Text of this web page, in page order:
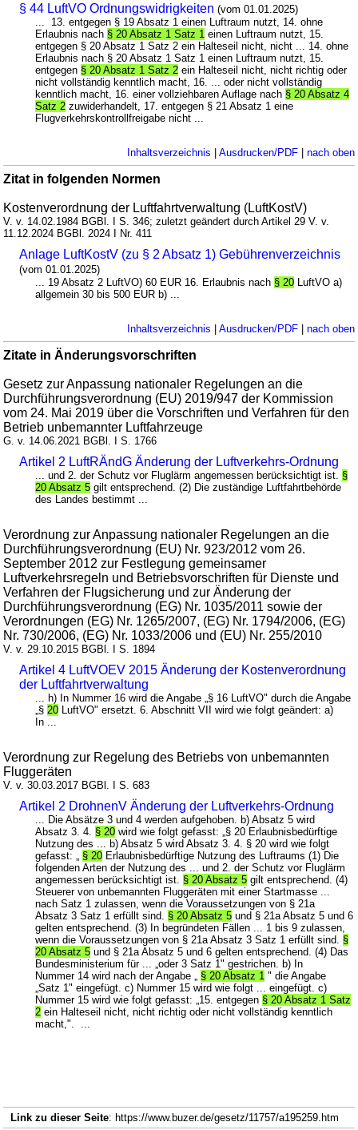
§ 44 LuftVO Ordnungswidrigkeiten (vom 01.01.2025)
... 13. entgegen § 19 Absatz 1 einen Luftraum nutzt, 14. ohne
Erlaubnis nach § 20 Absatz 1 Satz 1 einen Luftraum nutzt, 15.
entgegen § 20 Absatz 1 Satz 2 ein Halteseil nicht, nicht ... 14. ohne
Erlaubnis nach § 20 Absatz 1 Satz 1 einen Luftraum nutzt, 15.
entgegen § 20 Absatz 1 Satz 2 ein Halteseil nicht, nicht richtig oder
nicht vollständig kenntlich macht, 16. ... oder nicht vollständig
kenntlich macht, 16. einer vollziehbaren Auflage nach § 20 Absatz 4
Satz 2 zuwiderhandelt, 17. entgegen § 21 Absatz 1 eine
Flugverkehrskontrollfreigabe nicht ...
Inhaltsverzeichnis | Ausdrucken/PDF| nach oben
Zitat in folgenden Normen
Kostenverordnung der Luftfahrtverwaltung (LuftKostV)
V. v. 14.02.1984 BGBl. I S. 346; zuletzt geändert durch Artikel 29 V. v.
11.12.2024 BGBl. 2024 I Nr. 411
Anlage LuftKostV (zu § 2 Absatz 1) Gebührenverzeichnis
(vom 01.01.2025)
... 19 Absatz 2 LuftVO) 60 EUR 16. Erlaubnis nach § 20 LuftVO a)
allgemein 30 bis 500 EUR b) ...
Inhaltsverzeichnis | Ausdrucken/PDF| nach oben
Zitate in Änderungsvorschriften
Gesetz zur Anpassung nationaler Regelungen an die
Durchführungsverordnung (EU) 2019/947 der Kommission
vom 24. Mai 2019 über die Vorschriften und Verfahren für den
Betrieb unbemannter Luftfahrzeuge
G. v. 14.06.2021 BGBl. I S. 1766
Artikel 2 LuftRÄndG Änderung der Luftverkehrs-Ordnung
... und 2. der Schutz vor Fluglärm angemessen berücksichtigt ist. §
20 Absatz 5 gilt entsprechend. (2) Die zuständige Luftfahrtbehörde
des Landes bestimmt ...
Verordnung zur Anpassung nationaler Regelungen an die
Durchführungsverordnung (EU) Nr. 923/2012 vom 26.
September 2012 zur Festlegung gemeinsamer
Luftverkehrsregeln und Betriebsvorschriften für Dienste und
Verfahren der Flugsicherung und zur Änderung der
Durchführungsverordnung (EG) Nr. 1035/2011 sowie der
Verordnungen (EG) Nr. 1265/2007, (EG) Nr. 1794/2006, (EG)
Nr. 730/2006, (EG) Nr. 1033/2006 und (EU) Nr. 255/2010
V. v. 29.10.2015 BGBl. I S. 1894
Artikel 4 LuftVOEV 2015 Änderung der Kostenverordnung
der Luftfahrtverwaltung
... h) In Nummer 16 wird die Angabe „§ 16 LuftVO" durch die Angabe
„§ 20 LuftVO" ersetzt. 6. Abschnitt VII wird wie folgt geändert: a)
In ...
Verordnung zur Regelung des Betriebs von unbemannten
Fluggeräten
V. v. 30.03.2017 BGBl. I S. 683
Artikel 2 DrohnenV Änderung der Luftverkehrs-Ordnung
... Die Absätze 3 und 4 werden aufgehoben. b) Absatz 5 wird
Absatz 3. 4. § 20 wird wie folgt gefasst: „§ 20 Erlaubnisbedürftige
Nutzung des ... b) Absatz 5 wird Absatz 3. 4. § 20 wird wie folgt
gefasst: „ § 20 Erlaubnisbedürftige Nutzung des Luftraums (1) Die
folgenden Arten der Nutzung des ... und 2. der Schutz vor Fluglärm
angemessen berücksichtigt ist. § 20 Absatz 5 gilt entsprechend. (4)
Steuerer von unbemannten Fluggeräten mit einer Startmasse ...
nach Satz 1 zulassen, wenn die Voraussetzungen von § 21a
Absatz 3 Satz 1 erfüllt sind. § 20 Absatz 5 und § 21a Absatz 5 und 6
gelten entsprechend. (3) In begründeten Fällen ... 1 bis 9 zulassen,
wenn die Voraussetzungen von § 21a Absatz 3 Satz 1 erfüllt sind. §
20 Absatz 5 und § 21a Absatz 5 und 6 gelten entsprechend. (4) Das
Bundesministerium für ... „oder 3 Satz 1" gestrichen. b) In
Nummer 14 wird nach der Angabe „ § 20 Absatz 1 " die Angabe
„Satz 1" eingefügt. c) Nummer 15 wird wie folgt ... eingefügt. c)
Nummer 15 wird wie folgt gefasst: „15. entgegen § 20 Absatz 1 Satz
2 ein Halteseil nicht, nicht richtig oder nicht vollständig kenntlich
macht,". ...
Link zu dieser Seite: https://www.buzer.de/gesetz/11757/a195259.htm